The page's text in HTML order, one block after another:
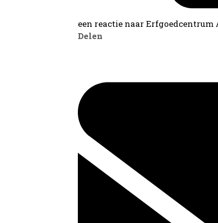
een reactie naar
Delen